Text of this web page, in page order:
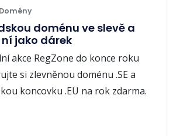
Domény
doménu ve slevě a
jako dárek
akce RegZone do konce roku
si zlevněnou doménu .SE a
koncovku .EU na rok zdarma.